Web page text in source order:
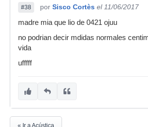
#38 por Sisco Cortès el 11/06/2017
madre mia que lio de 0421 ojuu
no podrian decir mdidas normales
vida
ufffff
« Ir a Acústica